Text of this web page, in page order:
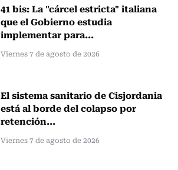
41 bis: La "cárcel estricta" italiana
que el Gobierno estudia
implementar para...
Viernes 7 de agosto de 2026
El sistema sanitario de Cisjordania
está al borde del colapso por
retención...
Viernes 7 de agosto de 2026